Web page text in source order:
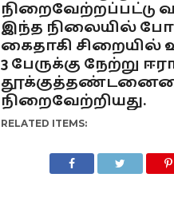
நிறைவேற்றப்பட்டு
இந்த நிலையில்
கைதாகி
3 பேருக்கு நேற்று
நிறைவேற்றியது.
RELATED ITEMS: